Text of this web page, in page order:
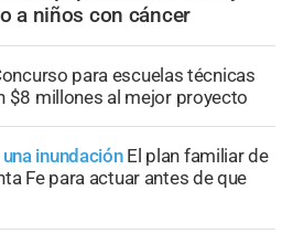
a niños con cáncer
para escuelas técnicas
$8 millones al mejor proyecto
inundación El plan familiar de
Fe para actuar antes de que